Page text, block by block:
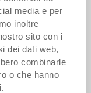
media e per
inoltre
sito con i
dei dati web,
combinarle
o che hanno
36,10
32,42
31,16
29,95